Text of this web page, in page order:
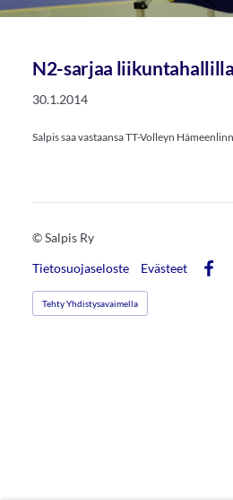
N2-sarjaa
30.1.2014
Salpis saa vastaansa TT-Volleyn
©Salpis Ry
Tietosuojaseloste
Evästeet
Tehty Yhdistysavaimella